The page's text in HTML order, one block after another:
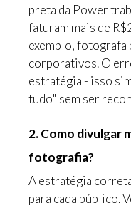
preta da Power
faturam mais de
exemplo,
corporativos. O
estratégia - isso
tudo" sem ser
2. Como divulgar
fotografia?
A estratégia
para cada público.